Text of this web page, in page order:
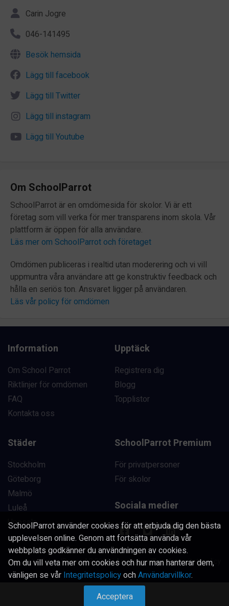
Carin Jogre
046-141495
Besök hemsida
Lägg till facebook
Lägg till Twitter
Lägg till instagram
Lägg till Youtube
Om SchoolParrot
SchoolParrot är en omdömesida för skolor. Vi är ett
företag som vill verka för mer transparens inom skola. Vår
plattform är öppen för alla användare.
Läs mer om SchoolParrot och företaget
Omdömen publiceras i realtid utan moderering och vi vill
uppmuntra våra användare att ge konstruktiv feedback och
hålla en seriös ton. Ansvaret ligger på användaren.
Läs vår policy för omdömen
Information
Om School Parrot
Riktlinjer för omdömen
FAQ
Kontakta oss
Upptäck
Registrera dig
Blogg
Topplistor
Städer
Stockholm
Göteborg
Malmö
Luleå
Uppsala
SchoolParrot Premium
För privatpersoner
För skolor
Sociala medier
Copyright SchoolParrot AB 2023|Användarvillkor|Integritetspolicy
SchoolParrot använder cookies för att erbjuda dig den bästa
upplevelsen online. Genom att fortsätta använda vår
webbplats godkänner du användningen av cookies.
Om du vill veta mer om cookies och hur man hanterar dem,
vänligen se vår IntegritetspolicyochAnvändarvillkor.
Acceptera